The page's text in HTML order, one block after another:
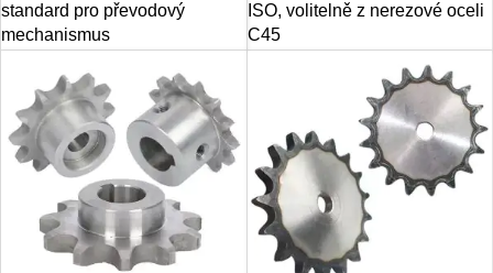
standard pro převodový
mechanismus
ISO, volitelně z nerezové oceli
C45